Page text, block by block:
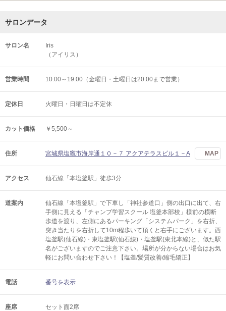
サロンデータ
サロン名
Iris
（アイリス）
営業時間 10:00～19:00（金曜日・土曜日は20:00まで営業）
定休日 火曜日・日曜日は不定休
カット価格 ￥5,500～
住所 宮城県塩竈市海岸通１０－７ アクアテラスビル１－A MAP
アクセス 仙石線「本塩釜駅」徒歩3分
道案内
仙石線「本塩釜駅」で下車し「神社参道口」側の出口に出て、右
手側に見える「チャンプ学習スクール 塩釜本部校」様前の横断
歩道を渡り、左側にあるパーキング「システムパーク」を右折、
突き当たりを右折して10m程歩いて頂くと右手にございます。西
塩釜駅(仙石線)・東塩釜駅(仙石線)・塩釜駅(東北本線)と、似た駅
名がございますのでご注意下さい。場所が分からない場合はお気
軽にお問い合わせ下さい！【塩釜/髪質改善/縮毛矯正】
電話 番号を表示
座席 セット面2席